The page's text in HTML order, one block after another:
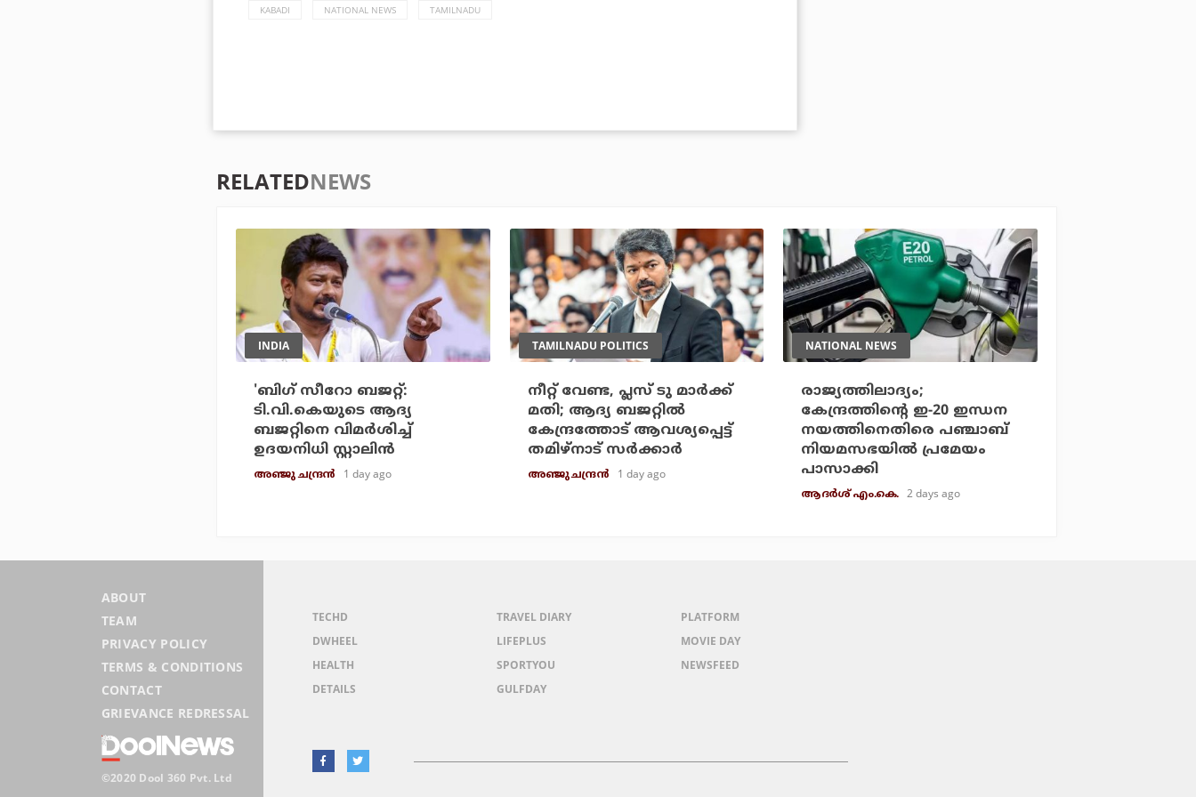
KABADI NATIONAL NEWS TAMILNADU
RELATEDNEWS
INDIA
'ബിഗ് സീറോ ബജറ്റ്:
ടി.വി.കെയുടെ ആദ്യ
ബജറ്റിനെ വിമര്‍ശിച്ച്
ഉദയനിധി സ്റ്റാലിന്‍
അഞ്ജു ചന്ദ്രന്‍ 1 day ago
TAMILNADU POLITICS
നീറ്റ് വേണ്ട, പ്ലസ് ടു മാര്‍ക്ക്
മതി; ആദ്യ ബജറ്റില്‍
കേന്ദ്രത്തോട് ആവശ്യപ്പെട്ട്
തമിഴ്‌നാട് സര്‍ക്കാര്‍
അഞ്ജു ചന്ദ്രന്‍ 1 day ago
NATIONAL NEWS
രാജ്യത്തിലാദ്യം;
കേന്ദ്രത്തിന്റെ ഇ-20 ഇന്ധന
നയത്തിനെതിരെ പഞ്ചാബ്
നിയമസഭയില്‍ പ്രമേയം
പാസാക്കി
ആദർശ് എം.കെ. 2 days ago
ABOUT
TEAM
PRIVACY POLICY
TERMS & CONDITIONS
CONTACT
GRIEVANCE REDRESSAL
©2020 Dool 360 Pvt. Ltd
TECHD
DWHEEL
HEALTH
DETAILS
TRAVEL DIARY
LIFEPLUS
SPORTYOU
GULFDAY
PLATFORM
MOVIE DAY
NEWSFEED